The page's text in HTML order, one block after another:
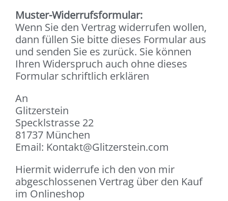
Muster-Widerrufsformular:
Wenn Sie den Vertrag widerrufen wollen,
dann füllen Sie bitte dieses Formular aus
und senden Sie es zurück. Sie können
Ihren Widerspruch auch ohne dieses
Formular schriftlich erklären
An
Glitzerstein
Specklstrasse 22
81737 München
Email: Kontakt@Glitzerstein.com
Hiermit widerrufe ich den von mir
abgeschlossenen Vertrag über den Kauf
im Onlineshop